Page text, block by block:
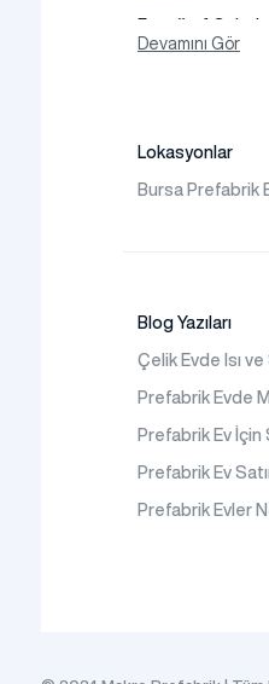
Devamını Gör
Lokasyonlar
Bursa Prefabrik
Blog Yazıları
Çelik Evde Isı ve
Prefabrik Evde
Prefabrik Ev
Prefabrik Ev
Prefabrik Evler